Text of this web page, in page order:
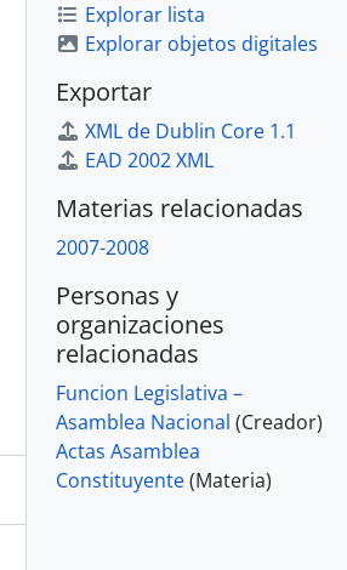
Explorar lista
Explorar objetos digitales
Exportar
XML de Dublin Core 1.1
EAD 2002 XML
Materias relacionadas
2007-2008
Personas y
organizaciones
relacionadas
Funcion Legislativa –
Asamblea Nacional (Creador)
Actas Asamblea
Constituyente(Materia)